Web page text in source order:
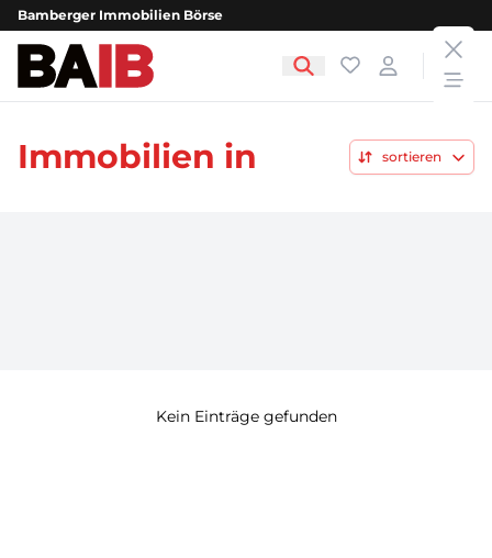
Bamberger Immobilien Börse
Bamberger Immobilien Börse Favoriten
Login
Immobilien in sortieren
Kein Einträge gefunden